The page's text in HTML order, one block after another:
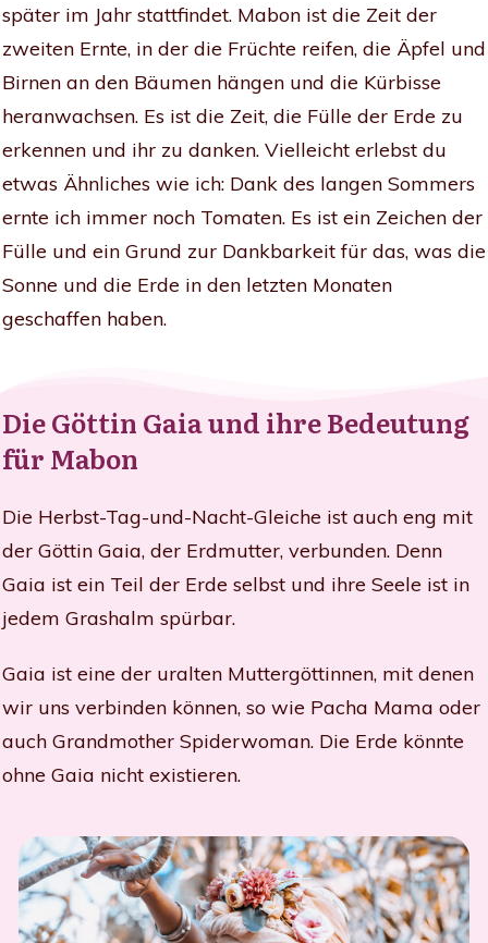
später im Jahr stattfindet. Mabon ist die Zeit der
zweiten Ernte, in der die Früchte reifen, die Äpfel und
Birnen an den Bäumen hängen und die Kürbisse
heranwachsen. Es ist die Zeit, die Fülle der Erde zu
erkennen und ihr zu danken. Vielleicht erlebst du
etwas Ähnliches wie ich: Dank des langen Sommers
ernte ich immer noch Tomaten. Es ist ein Zeichen der
Fülle und ein Grund zur Dankbarkeit für das, was die
Sonne und die Erde in den letzten Monaten
geschaffen haben.
Die Göttin Gaia und ihre Bedeutung
für Mabon
Die Herbst-Tag-und-Nacht-Gleiche ist auch eng mit
der Göttin Gaia, der Erdmutter, verbunden. Denn
Gaia ist ein Teil der Erde selbst und ihre Seele ist in
jedem Grashalm spürbar.
Gaia ist eine der uralten Muttergöttinnen, mit denen
wir uns verbinden können, so wie Pacha Mama oder
auch Grandmother Spiderwoman. Die Erde könnte
ohne Gaia nicht existieren.